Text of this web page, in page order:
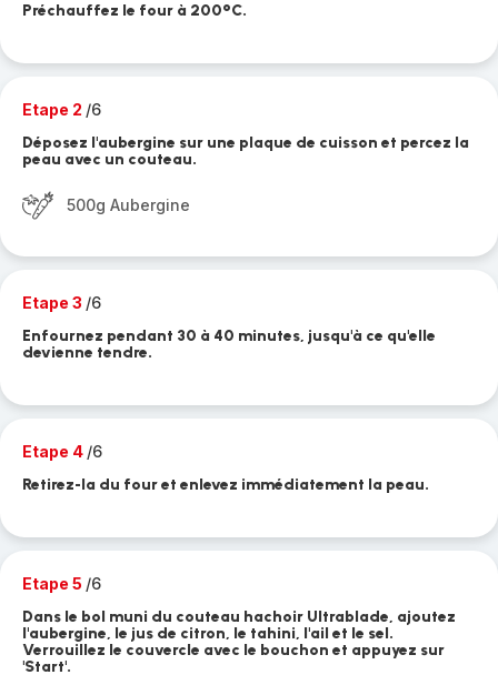
Préchauffez le four à 200°C.
Etape 2 /6
Déposez l'aubergine sur une plaque de cuisson et percez la
peau avec un couteau.
500g Aubergine
Etape 3 /6
Enfournez pendant 30 à 40 minutes, jusqu'à ce qu'elle
devienne tendre.
Etape 4 /6
Retirez-la du four et enlevez immédiatement la peau.
Etape 5 /6
Dans le bol muni du couteau hachoir Ultrablade, ajoutez
l'aubergine, le jus de citron, le tahini, l'ail et le sel.
Verrouillez le couvercle avec le bouchon et appuyez sur
'Start'.